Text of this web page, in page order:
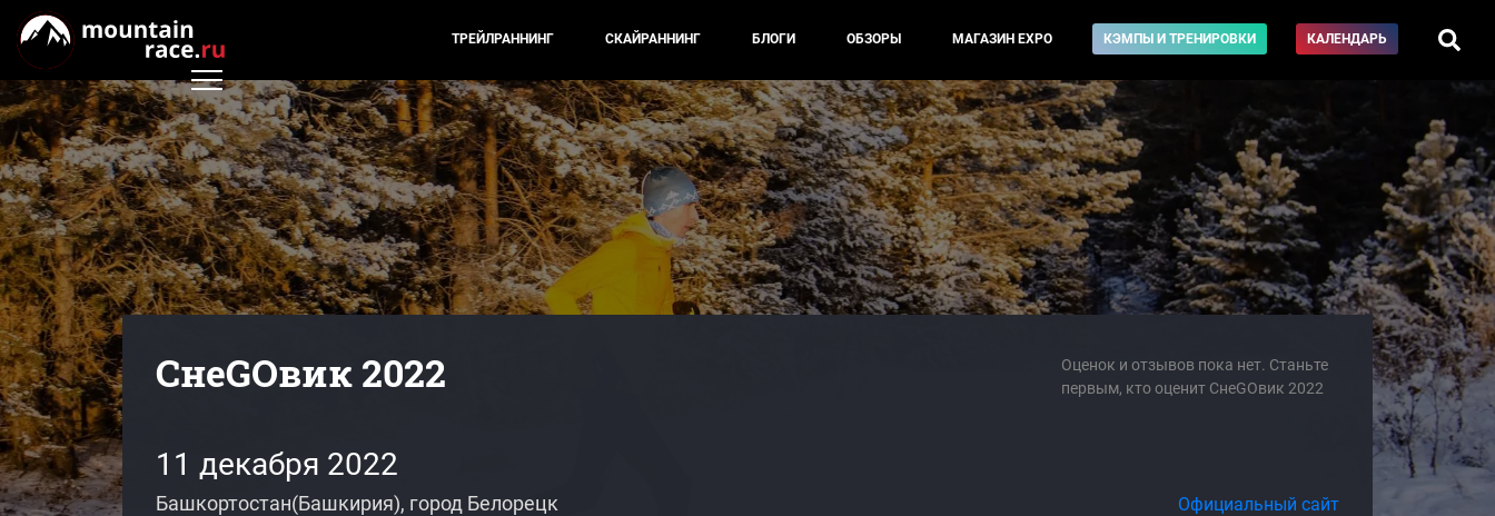
ТРЕЙЛРАННИНГ СКАЙРАННИНГ БЛОГИ ОБЗОРЫ МАГАЗИН EXPO КЭМПЫ И ТРЕНИРОВКИ КАЛЕНДАРЬ
СнеGOвик 2022
Оценок и отзывов пока нет. Станьте
первым, кто оценит СнеGOвик 2022
11 декабря 2022
Башкортостан(Башкирия), город Белорецк Официальный сайт